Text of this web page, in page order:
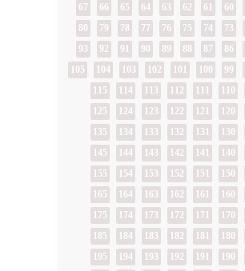
60
61
62
63
64
65
66
67
73
74
75
76
77
78
79
80
86
87
88
89
90
91
92
93
99
102
103
104
105
112
113
114
115
120
121
122
123
124
125
130
131
132
133
134
135
140
141
142
143
144
145
150
151
152
153
154
155
160
161
162
163
164
165
170
171
172
173
174
175
180
181
182
183
184
185
190
191
192
193
194
195